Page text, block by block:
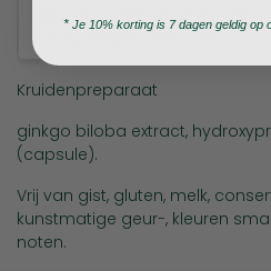
Kruidenpreparaat
ginkgo biloba extract,
(capsule).
Vrij van gist, gluten, melk,
kunstmatige geur-, kleuren
noten.
* Je 10% korting is 7 dagen geldig op